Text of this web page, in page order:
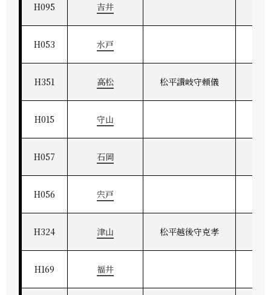
H095 吉井
H053 水戸
H351 高松 松平讃岐守頼儀
H015 守山
H057 石岡
H056 宍戸
H324 津山 松平越後守克孝
H169 福井